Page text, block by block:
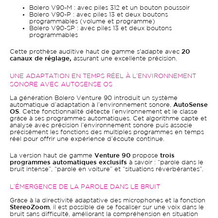
Bolero V90-M : avec piles 312 et un bouton poussoir
Bolero V90-P : avec piles 13 et deux boutons
programmables (volume et programme)
Bolero V90-SP : avec piles 13 et deux boutons
programmables
Cette prothèse auditive haut de gamme s'adapte avec 20
canaux de réglage, assurant une excellente précision.
UNE ADAPTATION EN TEMPS RÉEL À L’ENVIRONNEMENT
SONORE AVEC AUTOSENSE OS
La génération Bolero Venture 90 introduit un système
automatique d’adaptation à l’environnement sonore, AutoSense
OS . Cette fonctionnalité détecte l’environnement et le classe
grâce à ses programmes automatiques. Cet algorithme capte et
analyse avec précision l’environnement sonore puis associe
précisément les fonctions des multiples programmes en temps
réel pour offrir une expérience d’écoute continue.
La version haut de gamme Venture 90 propose trois
programmes automatiques exclusifs à savoir : “parole dans le
bruit intense”, “parole en voiture” et “situations réverbérantes”.
L’ÉMERGENCE DE LA PAROLE DANS LE BRUIT
Grâce à la directivité adaptative des microphones et la fonction
StereoZoom , il est possible de se focaliser sur une voix dans le
bruit sans difficulté, améliorant la compréhension en situation